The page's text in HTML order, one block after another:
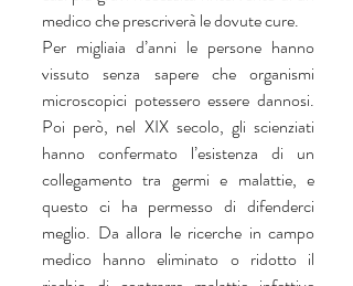
medico che prescriverà le dovute cure.
Per migliaia d’anni le persone hanno
vissuto senza sapere che organismi
microscopici potessero essere dannosi.
Poi però, nel XIX secolo, gli scienziati
hanno confermato l’esistenza di un
collegamento tra germi e malattie, e
questo ci ha permesso di difenderci
meglio. Da allora le ricerche in campo
medico hanno eliminato o ridotto il